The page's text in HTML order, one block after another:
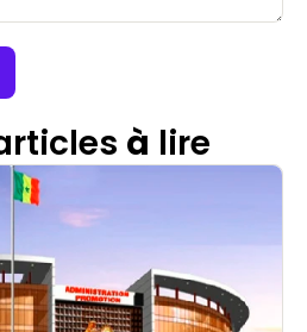
à lire